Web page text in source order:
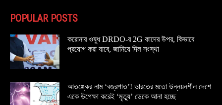
POPULAR POSTS
করোনার ওষুধ DRDO-র 2G কাদের উপর, কিভাবে
প্রয়োগ করা যাবে, জানিয়ে দিল সংস্থা
আতঙ্কের নাম ‘বজ্রপাত’! ভারতের মতো উন্নয়নশীল দেশে
একে উপেক্ষা করেই ‘মৃত্যু’ ডেকে আনা হচ্ছে